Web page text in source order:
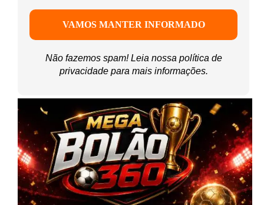
Não fazemos spam! Leia nossa política de
privacidadepara mais informações.